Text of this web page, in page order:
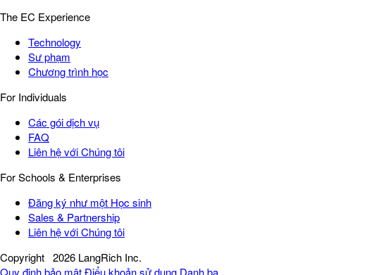
The EC Experience
Technology
Sư phạm
Chương trình học
For Individuals
Các gói dịch vụ
FAQ
Liên hệ với Chúng tôi
For Schools & Enterprises
Đăng ký như một Học sinh
Sales & Partnership
Liên hệ với Chúng tôi
Copyright 2026 LangRich Inc.